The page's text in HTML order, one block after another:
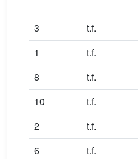
3
t.f.
1
t.f.
8
t.f.
10
t.f.
2
t.f.
6
t.f.